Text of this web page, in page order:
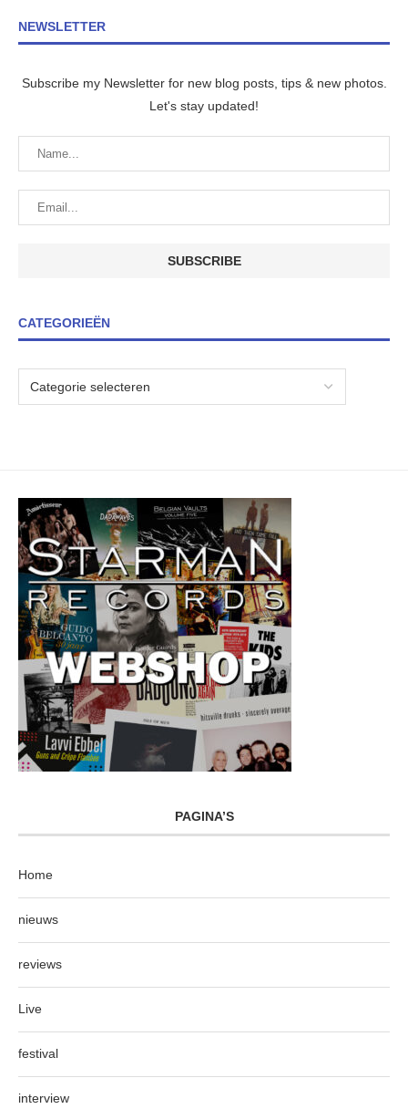
NEWSLETTER
Subscribe my Newsletter for new blog posts, tips & new photos.
Let's stay updated!
CATEGORIEËN
PAGINA’S
Home
nieuws
reviews
Live
festival
interview